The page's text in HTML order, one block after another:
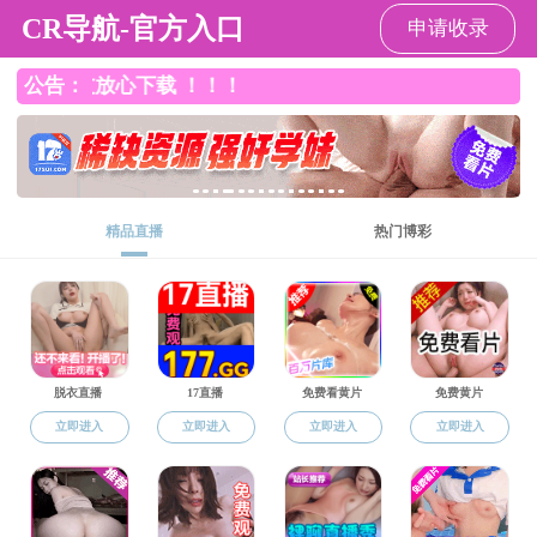
海角网
设为海角网 | 加入收藏
当前位置: 海角网 中和论道 成果展示
中和论道